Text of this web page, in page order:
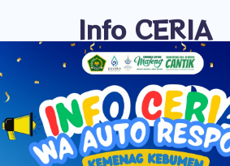
Info CERIA